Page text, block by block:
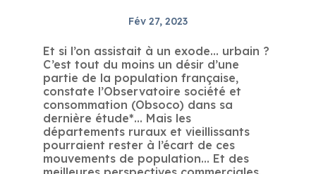
Fév 27, 2023
Et si l’on assistait à un exode… urbain ?
C’est tout du moins un désir d’une
partie de la population française,
constate l’Observatoire société et
consommation (Obsoco) dans sa
dernière étude*… Mais les
départements ruraux et vieillissants
pourraient rester à l’écart de ces
mouvements de population… Et des